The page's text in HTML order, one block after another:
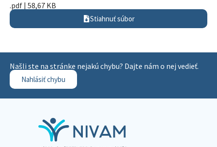
.pdf | 58,67 KB
Stiahnuť súbor
Našli ste na stránke nejakú chybu? Dajte nám o nej vedieť.
Nahlásiť chybu